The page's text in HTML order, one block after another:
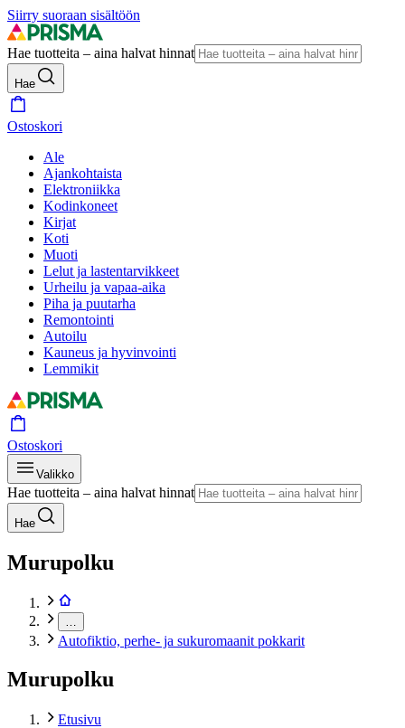
Siirry suoraan sisältöön
Hae tuotteita – aina halvat hinnat
Hae
Ostoskori
Ale
Ajankohtaista
Elektroniikka
Kodinkoneet
Kirjat
Koti
Muoti
Lelut ja lastentarvikkeet
Urheilu ja vapaa-aika
Piha ja puutarha
Remontointi
Autoilu
Kauneus ja hyvinvointi
Lemmikit
Ostoskori
Valikko
Hae tuotteita – aina halvat hinnat
Hae
Murupolku
Autofiktio, perhe- ja sukuromaanit pokkarit
Murupolku
Etusivu